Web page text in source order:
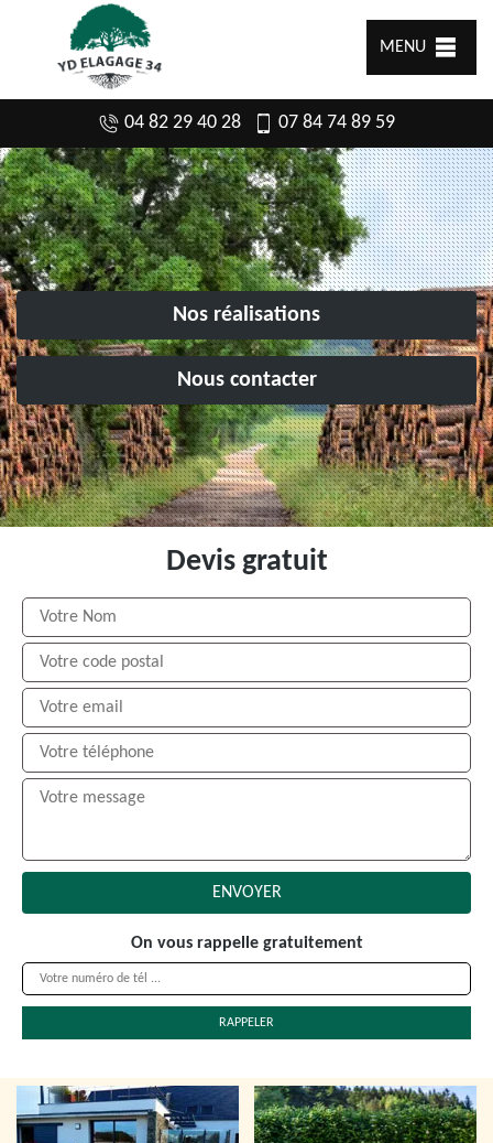
MENU
04 82 29 40 28 07 84 74 89 59
Nos réalisations
Nous contacter
Devis gratuit
On vous rappelle gratuitement